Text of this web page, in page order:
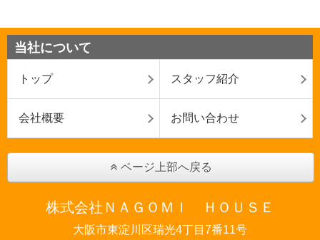
当社について
トップ スタッフ紹介
会社概要 お問い合わせ
ページ上部へ戻る
株式会社ＮＡＧＯＭＩ ＨＯＵＳＥ
大阪市東淀川区瑞光4丁目7番11号